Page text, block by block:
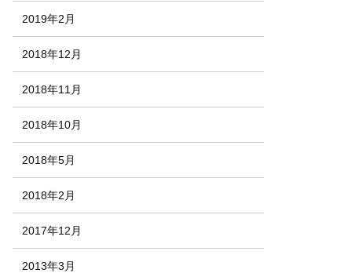
2019年2月
2018年12月
2018年11月
2018年10月
2018年5月
2018年2月
2017年12月
2013年3月